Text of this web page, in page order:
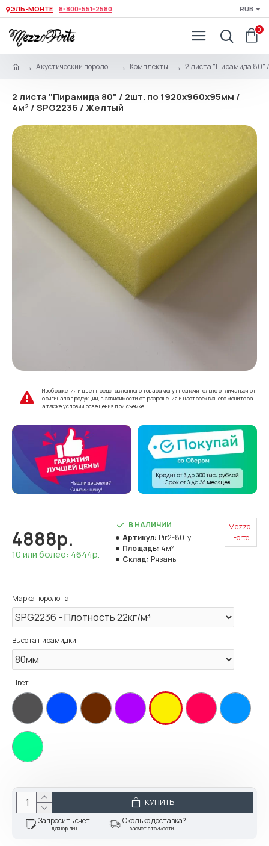
ЭЛЬ-МОНТЕ 8-800-551-2580 RUB
0
Акустический поролон Комплекты 2 листа "Пирамида 80"
2 листа "Пирамида 80" / 2шт. по 1920х960х95мм /
4м² / SPG2236 / Желтый
Изображения и цвет представленного товара могут незначительно отличаться от
оригинала продукции, в зависимости от разрешения и настроек вашего монитора,
а также условий освещения при съемке.
4888р.
10 или более: 4644р.
В НАЛИЧИИ
Артикул: Pir2-80-y
Площадь: 4м²
Склад: Рязань
Mezzo-
Forte
Марка поролона
Высота пирамидки
Цвет
КУПИТЬ
Запросить счет
для юр.лиц
Сколько доставка?
расчет стоимости